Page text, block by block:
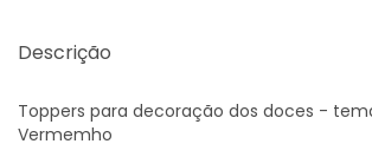
Descrição
Toppers para decoração dos doces -
Vermemho